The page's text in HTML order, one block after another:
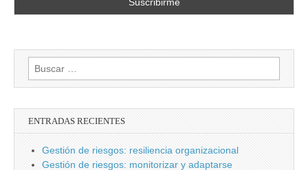
Buscar:
ENTRADAS RECIENTES
Gestión de riesgos: resiliencia organizacional
Gestión de riesgos: monitorizar y adaptarse